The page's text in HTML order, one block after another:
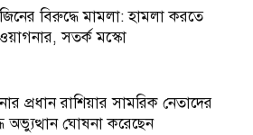
বিরুদ্ধে মামলা: হামলা করতে
সতর্ক মস্কো
প্রধান রাশিয়ার সামরিক নেতাদের
অভ্যুত্থান ঘোষনা করেছেন